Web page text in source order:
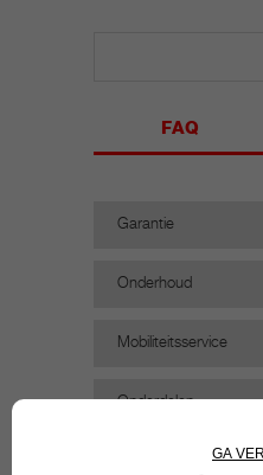
FAQ
Garantie
Onderhoud
Mobiliteitsservice
Onderdelen